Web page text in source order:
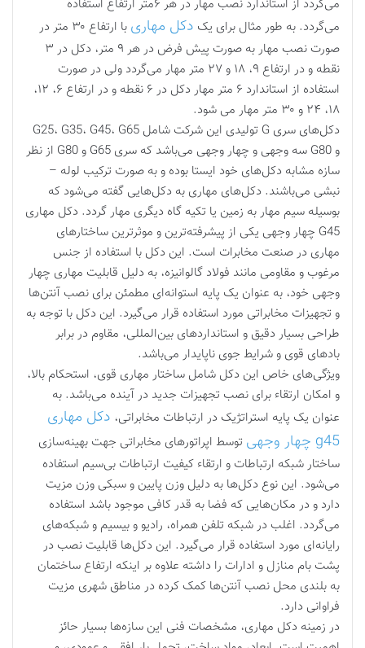
می‌گردد از استاندارد نصب مهار در هر ۶متر ارتفاع استفاده
می‌گردد. به طور مثال برای یک دکل مهاری
با ارتفاع ۳۰ متر در
صورت نصب مهار به صورت پیش فرض در هر ۹ متر، دکل در ۳
نقطه و در ارتفاع ۹، ۱۸ و ۲۷ متر مهار می‌گردد ولی در صورت
استفاده از استاندارد ۶ متر مهار دکل در ۶ نقطه و در ارتفاع ۶، ۱۲،
۱۸، ۲۴ و ۳۰ متر مهار می شود.
دکل‌های سری G تولیدی این شرکت شامل G25، G35، G45، G65
و G80 سه وجهی و چهار وجهی می‌باشد که سری G65 و G80 از نظر
سازه مشابه دکل‌های خود ایستا بوده و به صورت ترکیب لوله –
نبشی می‌باشند. دکل‌های مهاری به دکل‌هایی گفته می‌شود که
بوسیله سیم مهار به زمین یا تکیه گاه دیگری مهار گردد. دکل مهاری
G45 چهار وجهی یکی از پیشرفته‌ترین و موثرترین ساختارهای
مهاری در صنعت مخابرات است. این دکل با استفاده از جنس
مرغوب و مقاومی مانند فولاد گالوانیزه، به دلیل قابلیت مهاری چهار
وجهی خود، به عنوان یک پایه استوانه‌ای مطمئن برای نصب آنتن‌ها
و تجهیزات مخابراتی مورد استفاده قرار می‌گیرد. این دکل با توجه به
طراحی بسیار دقیق و استانداردهای بین‌المللی، مقاوم در برابر
بادهای قوی و شرایط جوی ناپایدار می‌باشد.
ویژگی‌های خاص این دکل شامل ساختار مهاری قوی، استحکام بالا،
و امکان ارتقاء برای نصب تجهیزات جدید در آینده می‌باشد. به
عنوان یک پایه استراتژیک در ارتباطات مخابراتی، دکل مهاری
g45 چهار وجهی
توسط اپراتورهای مخابراتی جهت بهینه‌سازی
ساختار شبکه ارتباطات و ارتقاء کیفیت ارتباطات بی‌سیم استفاده
می‌شود. این نوع دکل‌ها به دلیل وزن پایین و سبکی وزن مزیت
دارد و در مکان‌هایی که فضا به قدر کافی موجود باشد استفاده
می‌گردد. اغلب در شبکه تلفن همراه، رادیو و بیسیم و شبکه‌های
رایانه‌ای مورد استفاده قرار می‌گیرد. این دکل‌ها قابلیت نصب در
پشت بام منازل و ادارات را داشته علاوه بر اینکه ارتفاع ساختمان
به بلندی محل نصب آنتن‌ها کمک کرده در مناطق شهری مزیت
فراوانی دارد.
در زمینه دکل مهاری، مشخصات فنی این سازه‌ها بسیار حائز